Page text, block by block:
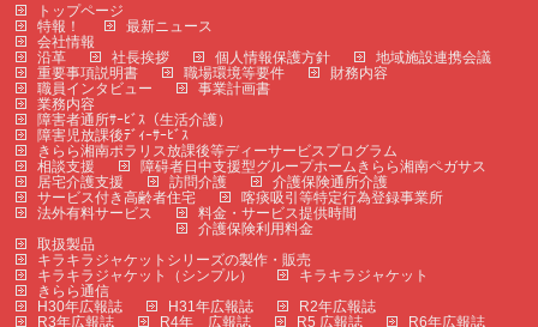
トップページ
特報！
最新ニュース
会社情報
沿革
社長挨拶 個人情報保護方針
地域施設連携会議
重要事項説明書
職場環境等要件
財務内容
職員インタビュー
事業計画書
業務内容
障害者通所ｻｰﾋﾞｽ（生活介護）
障害児放課後ﾃﾞｨｰｻｰﾋﾞｽ
きらら湘南ポラリス放課後等ディーサービスプログラム
相談支援
障碍者日中支援型グループホームきらら湘南ペガサス
居宅介護支援
訪問介護
介護保険通所介護
サービス付き高齢者住宅
喀痰吸引等特定行為登録事業所
法外有料サービス
料金・サービス提供時間
介護保険利用料金
取扱製品
キラキラジャケットシリーズの製作・販売
キラキラジャケット（シンプル）
キラキラジャケット
きらら通信
H30年広報誌
H31年広報誌
R2年広報誌
R3年広報誌
R4年 広報誌 R5 広報誌 R6年広報誌